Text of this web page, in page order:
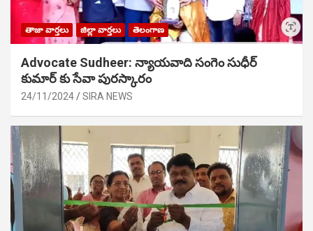
తాజా వార్తలు జిల్లా వార్తలు తెలంగాణ
Advocate Sudheer: న్యాయవాది సంగెం సుధీర్
కుమార్ కు సేవా పురస్కారం
24/11/2024 SIRA NEWS